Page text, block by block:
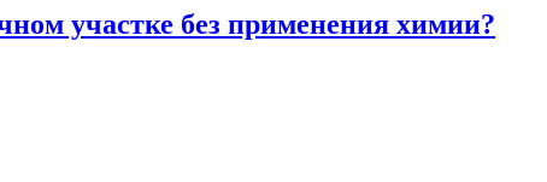
участке без применения химии?